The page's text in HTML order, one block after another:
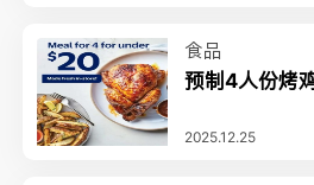
食品
预制4人份烤
2025.12.25